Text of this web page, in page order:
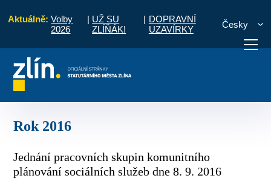
Aktuálně: Volby
2026
| UŽ SU
ZLÍŇÁK!
| DOPRAVNÍ
UZAVÍRKY
Česky
vyřídit
Rok 2016
Jednání pracovních skupin komunitního
plánování sociálních služeb dne 8. 9. 2016